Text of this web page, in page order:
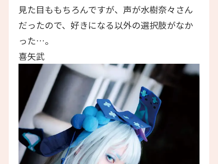
見た目ももちろんですが、声が水樹奈々さん
だったので、好きになる以外の選択肢がなか
った…。
喜矢武